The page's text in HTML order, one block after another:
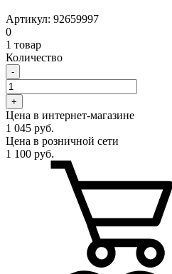
Артикул: 92659997
0
1 товар
Количество
-
+
Цена в интернет-магазине
1 045 руб.
Цена в розничной сети
1 100 руб.